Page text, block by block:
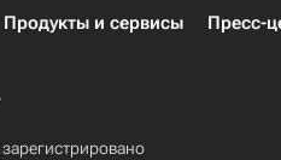
Продукты и сервисы Пресс-